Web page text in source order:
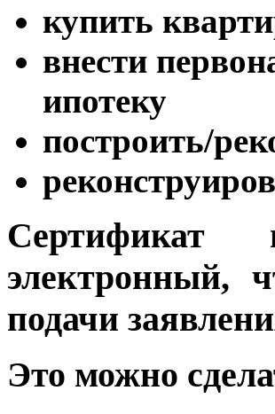
купить
внести
ипотеку
построить/
электронный,
подачи
Это можно